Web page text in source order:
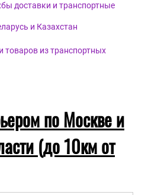
доставки и транспортные
и Казахстан
товаров из транспортных
по Москве и
(до 10км от